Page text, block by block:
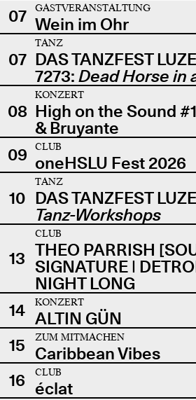
07
GASTVERANSTALTUNG
Wein im Ohr
07
TANZ
DAS TANZFEST
7273: Dead Horse in
08
KONZERT
High on the Sound
& Bruyante
09
CLUB
oneHSLU Fest 2026
10
TANZ
DAS TANZFEST
Tanz-Workshops
13
CLUB
THEO PARRISH
SIGNATURE |
NIGHT LONG
14
KONZERT
ALTIN GÜN
15
ZUM MITMACHEN
Caribbean Vibes
16
CLUB
éclat